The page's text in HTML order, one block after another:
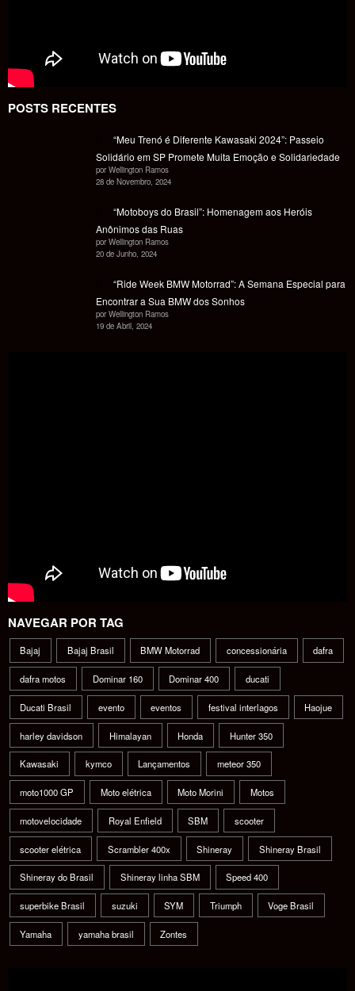
POSTS RECENTES
“Meu Trenó é Diferente Kawasaki 2024”: Passeio
Solidário em SP Promete Muita Emoção e Solidariedade
por Wellington Ramos
28 de Novembro, 2024
“Motoboys do Brasil”: Homenagem aos Heróis
Anônimos das Ruas
por Wellington Ramos
20 de Junho, 2024
“Ride Week BMW Motorrad”: A Semana Especial para
Encontrar a Sua BMW dos Sonhos
por Wellington Ramos
19 de Abril, 2024
NAVEGAR POR TAG
Bajaj Bajaj Brasil BMW Motorrad concessionária dafra
dafra motos Dominar 160 Dominar 400 ducati
Ducati Brasil evento eventos festival interlagos Haojue
harley davidson Himalayan Honda Hunter 350
Kawasaki kymco Lançamentos meteor 350
moto1000 GP Moto elétrica Moto Morini Motos
motovelocidade Royal Enfield SBM scooter
scooter elétrica Scrambler 400x Shineray Shineray Brasil
Shineray do Brasil Shineray linha SBM Speed 400
superbike Brasil suzuki SYM Triumph Voge Brasil
Yamaha yamaha brasil Zontes